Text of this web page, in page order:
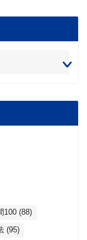
100 (88)
(95)